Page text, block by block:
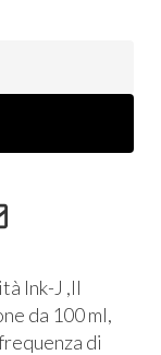
Ink-J ,Il
da 100 ml,
di